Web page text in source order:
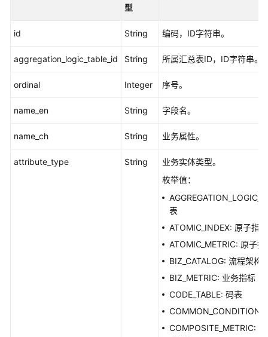
型
id String 编码，ID字符串。
aggregation_logic_table_id String 所属汇总表ID，ID字符串。
ordinal Integer 序号。
name_en String 字段名。
name_ch String 业务属性。
attribute_type String
业务实体类型。
枚举值：
表
ATOMIC_INDEX: 原子指标
ATOMIC_METRIC: 原子
BIZ_CATALOG: 流程架构
BIZ_METRIC: 业务指标
CODE_TABLE: 码表
COMMON_CONDITION:
COMPOSITE_METRIC: